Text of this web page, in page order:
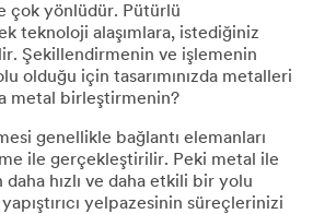
çok yönlüdür. Pütürlü
teknoloji alaşımlara, istediğiniz
Şekillendirmenin ve işlemenin
olduğu için tasarımınızda metalleri
metal birleştirmenin?
genellikle bağlantı elemanları
ile gerçekleştirilir. Peki metal ile
hızlı ve daha etkili bir yolu
yelpazesinin süreçlerinizi